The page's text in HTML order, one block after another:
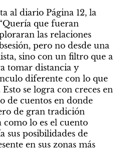
al diario Página 12, la
que fueran
las relaciones
pero no desde una
sino con un filtro que a
tomar distancia y
diferente con lo que
Esto se logra con creces en
de cuentos en donde
de gran tradición
lo es el cuento
sus posibilidades de
en sus zonas más